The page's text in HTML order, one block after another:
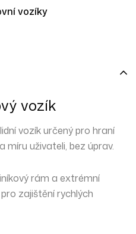
vozíky
vozík
vozík určený pro hraní
míru uživateli, bez úprav.
rám a extrémní
zajištění rychlých